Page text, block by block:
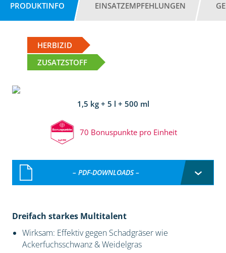
PRODUKTINFO EINSATZEMPFEHLUNGEN
HERBIZID
ZUSATZSTOFF
1,5 kg + 5 l + 500 ml
70 Bonuspunkte pro Einheit
– PDF-DOWNLOADS –
Dreifach starkes Multitalent
Wirksam: Effektiv gegen Schadgräser wie
Ackerfuchsschwanz & Weidelgras